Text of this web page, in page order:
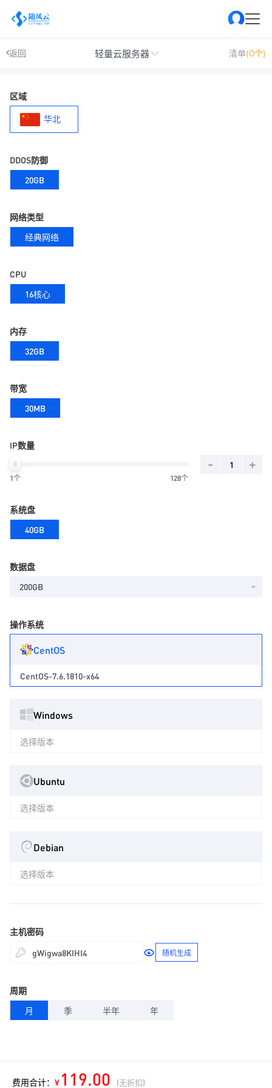
返回 轻量云服务器 清单(0个)
区域
华北
DDOS防御
20GB
网络类型
经典网络
CPU
16核心
内存
32GB
带宽
30MB
IP数量
1个 128个
- +
系统盘
40GB
数据盘
200GB
操作系统
CentOS
CentOS-7.6.1810-x64
Windows
选择版本
Ubuntu
选择版本
Debian
选择版本
主机密码
随机生成
周期
月
季 半年 年
费用合计： ¥ 119.00 (无折扣)